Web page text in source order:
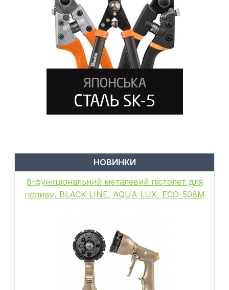
НОВИНКИ
8-функціональний металевий пістолет для
поливу, BLACK LINE, AQUA LUX, ECO-508M